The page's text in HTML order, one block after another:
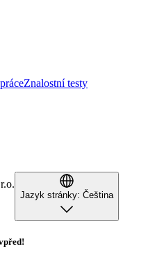
Znalostní testy
Jazyk stránky: Čeština